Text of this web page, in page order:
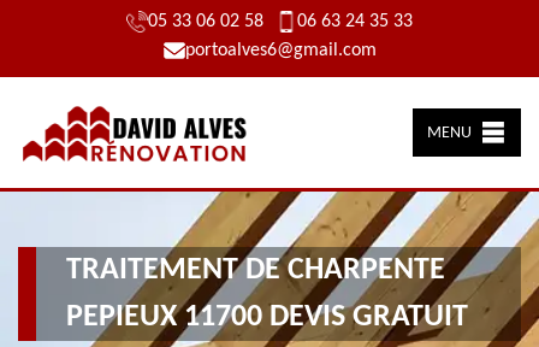
05 33 06 02 58
06 63 24 35 33
portoalves6@gmail.com
MENU
TRAITEMENT DE CHARPENTE
PEPIEUX 11700 DEVIS GRATUIT